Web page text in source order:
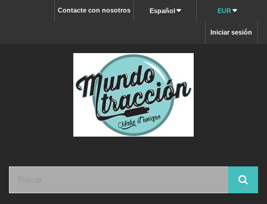
EUR
Español
Contacte con nosotros
Iniciar sesión